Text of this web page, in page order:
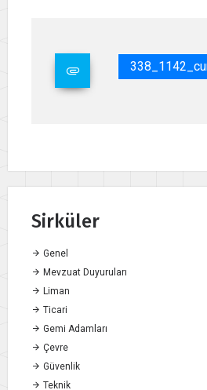
Sirküler
Genel
Mevzuat Duyuruları
Liman
Ticari
Gemi Adamları
Çevre
Güvenlik
Teknik